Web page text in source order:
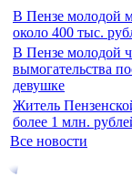
В Пензе молодой
около 400 тыс.
В Пензе молодой
вымогательства
девушке
Житель
более 1 млн.
Все новости